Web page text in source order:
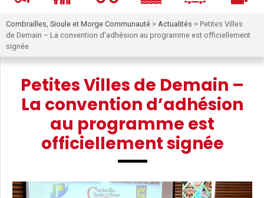
Combrailles, Sioule et Morge Communauté > Actualités > Petites Villes
de Demain – La convention d’adhésion au programme est officiellement
signée
Petites Villes de Demain –
La convention d’adhésion
au programme est
officiellement signée